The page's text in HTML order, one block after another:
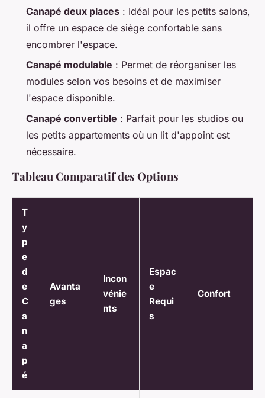
Canapé deux places : Idéal pour les petits salons,
il offre un espace de siège confortable sans
encombrer l'espace.
Canapé modulable : Permet de réorganiser les
modules selon vos besoins et de maximiser
l'espace disponible.
Canapé convertible : Parfait pour les studios ou
les petits appartements où un lit d'appoint est
nécessaire.
Tableau Comparatif des Options
T
y
p
e
d
e
C
a
n
a
p
é
Avanta
ges
Incon
vénie
nts
Espac
e
Requi
s
Confort